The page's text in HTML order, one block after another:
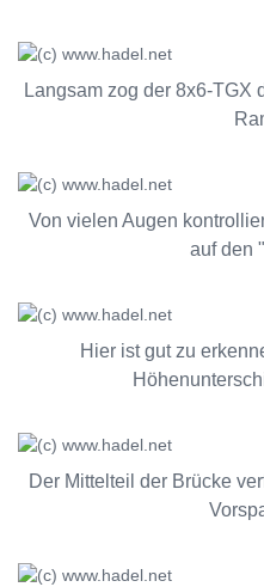
Langsam zog der 8x6-TGX
Von vielen Augen
auf den
Hier ist gut zu
Der Mittelteil der Brücke